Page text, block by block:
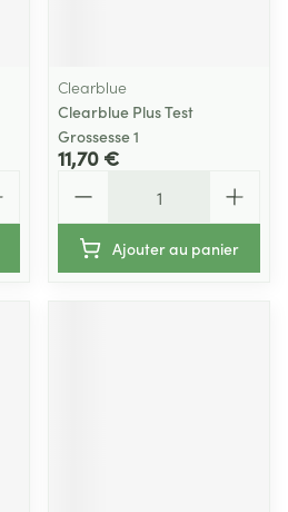
Clearblue
Clearblue Plus Test
Grossesse 1
11,70 €
Ajouter au panier